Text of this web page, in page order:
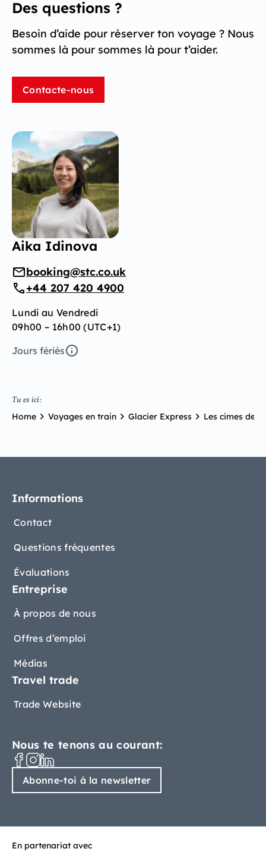
Des questions ?
Besoin d’aide pour réserver ton voyage ? Nous
sommes là pour sommes là pour t’aider.
Contacte-nous
Aika Idinova
booking@stc.co.uk
+44 207 420 4900
Lundi au Vendredi
09h00 – 16h00 (UTC+1)
Jours fériés
Tu es ici:
Home Voyages en train Glacier Express Les cimes de
Informations
Contact
Questions fréquentes
Évaluations
Entreprise
À propos de nous
Offres d’emploi
Médias
Travel trade
Trade Website
Nous te tenons au courant:
Abonne-toi à la newsletter
En partenariat avec